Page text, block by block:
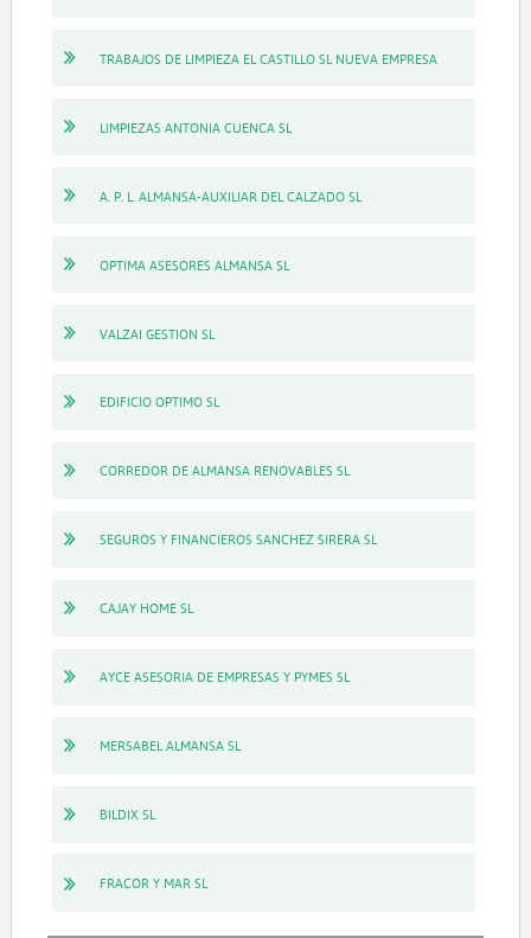
TRABAJOS DE LIMPIEZA EL CASTILLO SL NUEVA EMPRESA
LIMPIEZAS ANTONIA CUENCA SL
A. P. L. ALMANSA-AUXILIAR DEL CALZADO SL
OPTIMA ASESORES ALMANSA SL
VALZAI GESTION SL
EDIFICIO OPTIMO SL
CORREDOR DE ALMANSA RENOVABLES SL
SEGUROS Y FINANCIEROS SANCHEZ SIRERA SL
CAJAY HOME SL
AYCE ASESORIA DE EMPRESAS Y PYMES SL
MERSABEL ALMANSA SL
BILDIX SL
FRACOR Y MAR SL